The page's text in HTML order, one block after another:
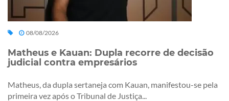
08/08/2026
Matheus e Kauan: Dupla recorre de decisão
judicial contra empresários
Matheus, da dupla sertaneja com Kauan, manifestou-se pela
primeira vez após o Tribunal de Justiça...